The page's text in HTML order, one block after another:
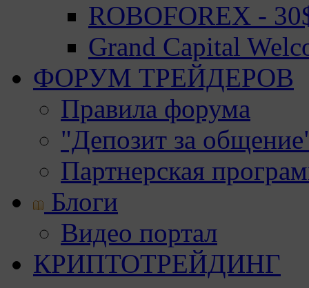
ROBOFOREX -
Grand Capital
ФОРУМ ТРЕЙДЕРОВ
Правила форума
"Депозит за
Партнерская
Блоги
Видео портал
КРИПТОТРЕЙДИНГ